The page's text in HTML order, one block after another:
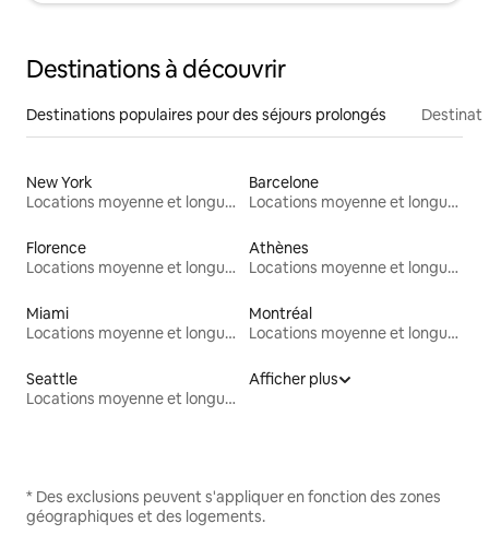
Destinations à découvrir
Destinations populaires pour des séjours prolongés
New York
Locations moyenne et longue durée
Barcelone
Locations moyenne et longue durée
Florence
Locations moyenne et longue durée
Athènes
Locations moyenne et longue durée
Miami
Locations moyenne et longue durée
Montréal
Locations moyenne et longue durée
Seattle
Locations moyenne et longue durée
Afficher plus
* Des exclusions peuvent s'appliquer en fonction des zones
géographiques et des logements.